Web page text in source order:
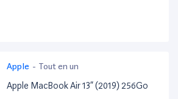
Apple - Tout en un
Apple MacBook Air 13” (2019) 256Go